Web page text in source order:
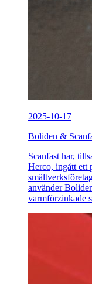
2025-10-17
Boliden &
Scanfast har,
Herco, ingått ett
använder
varmförzinkade